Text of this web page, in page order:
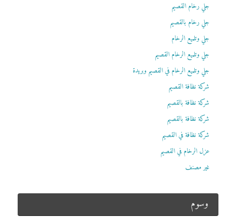
جلي رخام القصيم
جلي رخام بالقصيم
جلي وتلميع الرخام
جلي وتلميع الرخام القصيم
جلي وتلميع الرخام في القصيم وبريدة
شركة نظافة القصيم
شركة نظافة بالقصيم
شركة نظافة بالقصيم
شركة نظافة في القصيم
عزل الرخام في القصيم
غير مصنف
وسوم